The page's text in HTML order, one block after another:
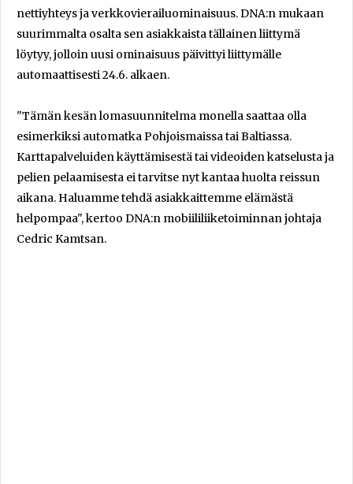
nettiyhteys ja verkkovierailuominaisuus. DNA:n mukaan
suurimmalta osalta sen asiakkaista tällainen liittymä
löytyy, jolloin uusi ominaisuus päivittyi liittymälle
automaattisesti 24.6. alkaen.
"Tämän kesän lomasuunnitelma monella saattaa olla
esimerkiksi automatka Pohjoismaissa tai Baltiassa.
Karttapalveluiden käyttämisestä tai videoiden katselusta ja
pelien pelaamisesta ei tarvitse nyt kantaa huolta reissun
aikana. Haluamme tehdä asiakkaittemme elämästä
helpompaa", kertoo DNA:n mobiililiiketoiminnan johtaja
Cedric Kamtsan.